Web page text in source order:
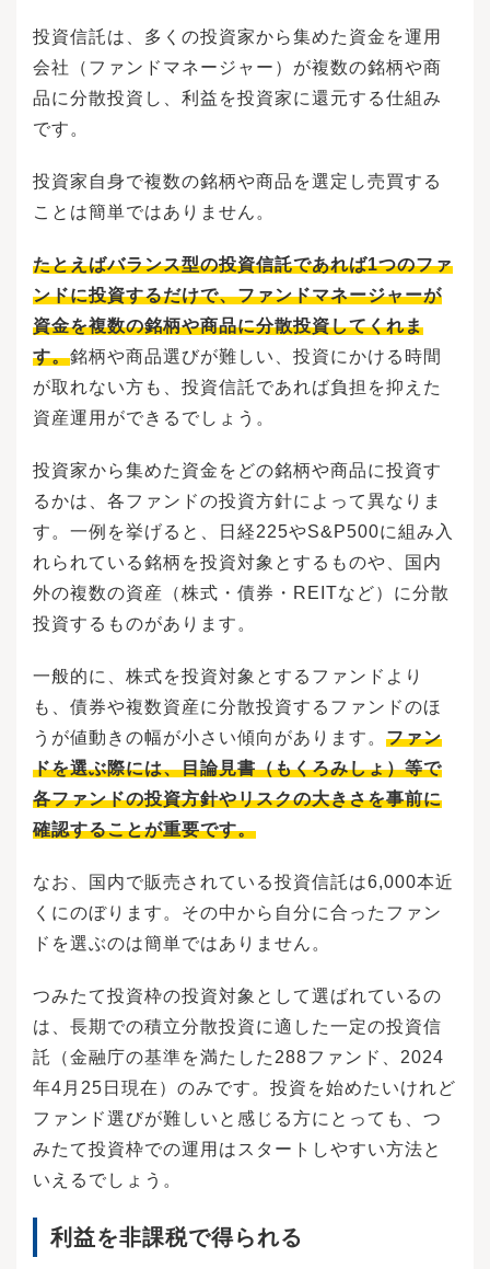
投資信託は、多くの投資家から集めた資金を運用
会社（ファンドマネージャー）が複数の銘柄や商
品に分散投資し、利益を投資家に還元する仕組み
です。
投資家自身で複数の銘柄や商品を選定し売買する
ことは簡単ではありません。
たとえばバランス型の投資信託であれば1つのファ
ンドに投資するだけで、ファンドマネージャーが
資金を複数の銘柄や商品に分散投資してくれま
す。銘柄や商品選びが難しい、投資にかける時間
が取れない方も、投資信託であれば負担を抑えた
資産運用ができるでしょう。
投資家から集めた資金をどの銘柄や商品に投資す
るかは、各ファンドの投資方針によって異なりま
す。一例を挙げると、日経225やS&P500に組み入
れられている銘柄を投資対象とするものや、国内
外の複数の資産（株式・債券・REITなど）に分散
投資するものがあります。
一般的に、株式を投資対象とするファンドより
も、債券や複数資産に分散投資するファンドのほ
うが値動きの幅が小さい傾向があります。 ファン
ドを選ぶ際には、目論見書（もくろみしょ）等で
各ファンドの投資方針やリスクの大きさを事前に
確認することが重要です。
なお、国内で販売されている投資信託は6,000本近
くにのぼります。その中から自分に合ったファン
ドを選ぶのは簡単ではありません。
つみたて投資枠の投資対象として選ばれているの
は、長期での積立分散投資に適した一定の投資信
託（金融庁の基準を満たした288ファンド、2024
年4月25日現在）のみです。投資を始めたいけれど
ファンド選びが難しいと感じる方にとっても、つ
みたて投資枠での運用はスタートしやすい方法と
いえるでしょう。
利益を非課税で得られる